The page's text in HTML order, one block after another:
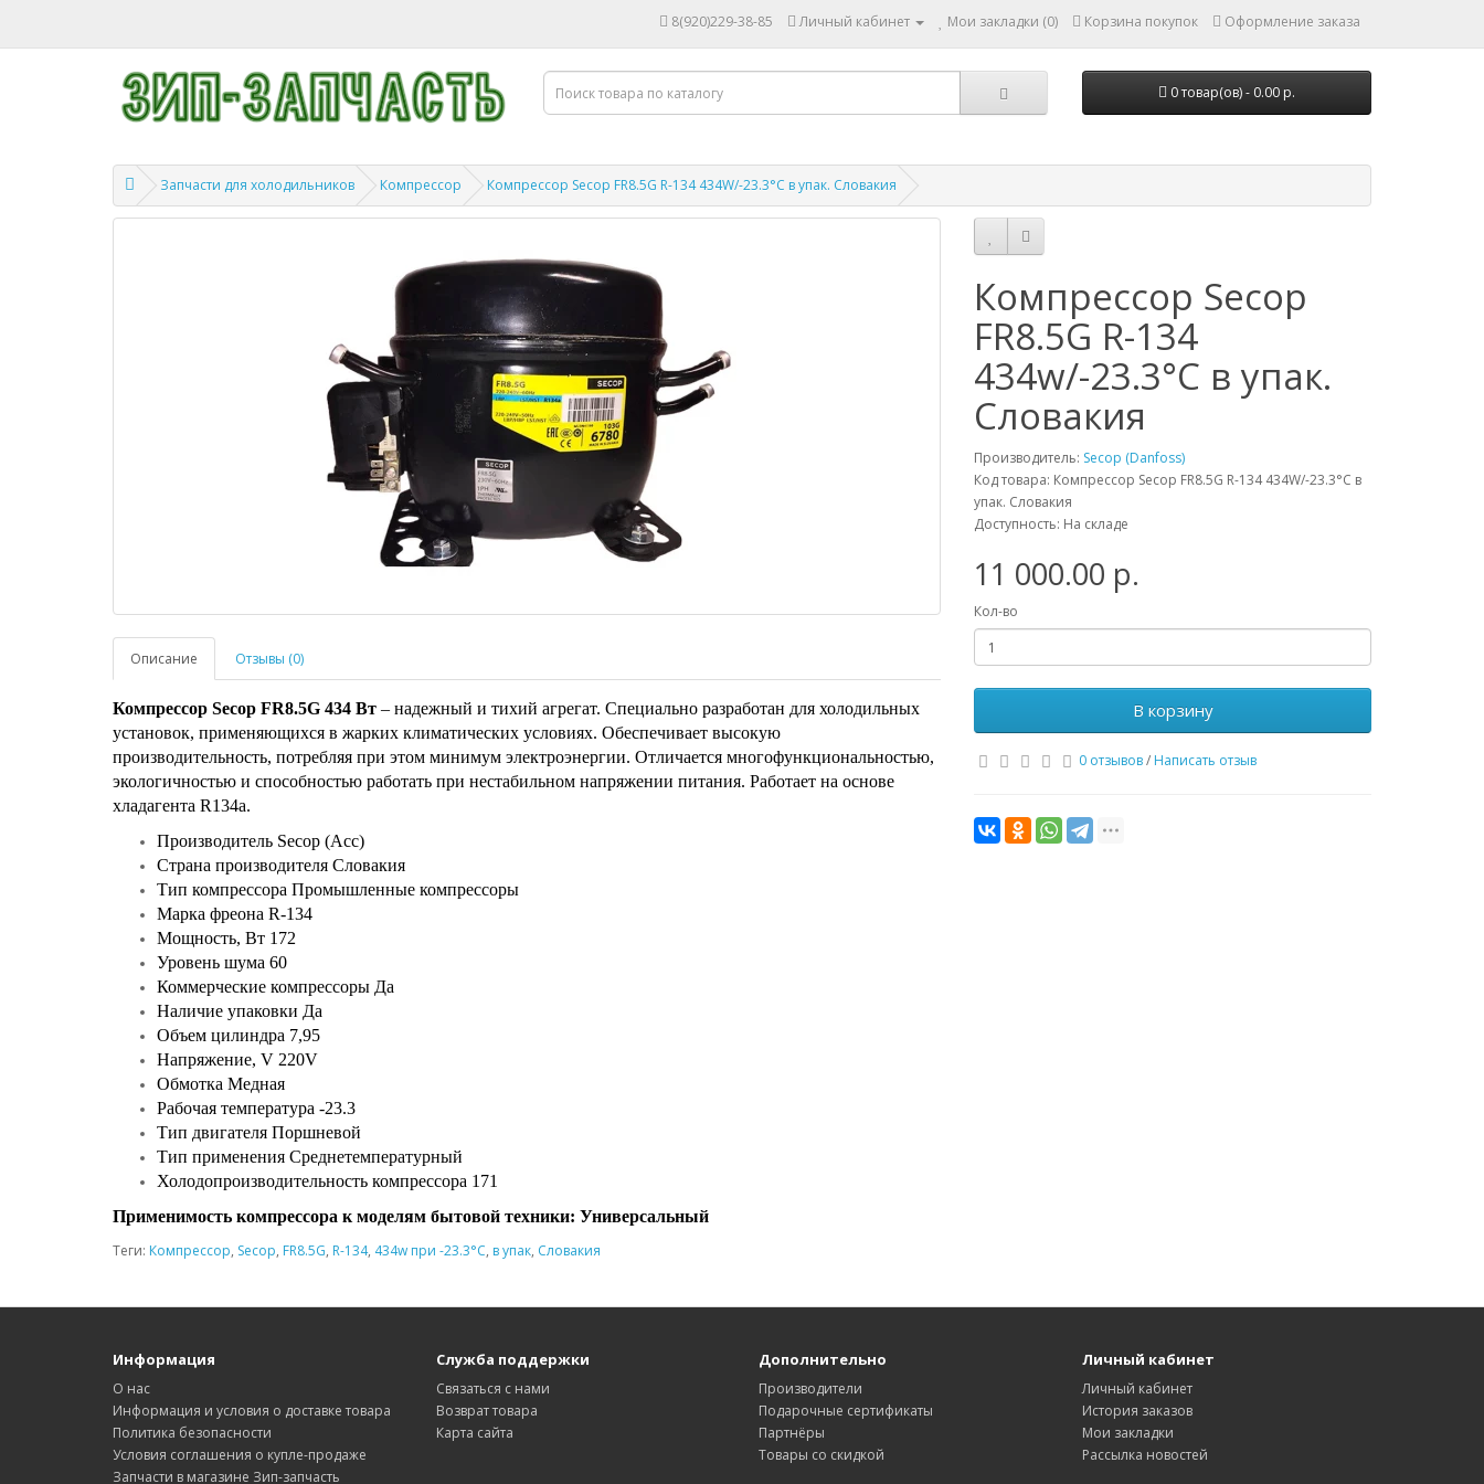
8(920)229-38-85 Личный кабинет Мои закладки (0) Корзина покупок Оформление заказа
0 товар(ов) - 0.00 р.
Запчасти для холодильников Компрессор Компрессор Secop FR8.5G R-134 434W/-23.3°C в упак. Словакия
Описание Отзывы (0)
Компрессор Secop FR8.5G 434 Вт – надежный и тихий агрегат. Специально разработан для холодильных
установок, применяющихся в жарких климатических условиях. Обеспечивает высокую
производительность, потребляя при этом минимум электроэнергии. Отличается многофункциональностью,
экологичностью и способностью работать при нестабильном напряжении питания. Работает на основе
хладагента R134a.
Производитель Secop (Acc)
Страна производителя Словакия
Тип компрессора Промышленные компрессоры
Марка фреона R-134
Мощность, Вт 172
Уровень шума 60
Коммерческие компрессоры Да
Наличие упаковки Да
Объем цилиндра 7,95
Напряжение, V 220V
Обмотка Медная
Рабочая температура -23.3
Тип двигателя Поршневой
Тип применения Среднетемпературный
Холодопроизводительность компрессора 171
Применимость компрессора к моделям бытовой техники: Универсальный
Компрессор Secop
FR8.5G R-134
434w/-23.3°C в упак.
Словакия
Производитель: Secop (Danfoss)
Код товара: Компрессор Secop FR8.5G R-134 434W/-23.3°C в
упак. Словакия
Доступность: На складе
11 000.00 р.
Кол-во
В корзину
0 отзывов/ Написать отзыв
Теги: Компрессор, Secop, FR8.5G, R-134, 434w при -23.3°C, в упак, Словакия
Информация
О нас
Информация и условия о доставке товара
Политика безопасности
Условия соглашения о купле-продаже
Запчасти в магазине Зип-запчасть
Служба поддержки
Связаться с нами
Возврат товара
Карта сайта
Дополнительно
Производители
Подарочные сертификаты
Партнёры
Товары со скидкой
Личный кабинет
Личный кабинет
История заказов
Мои закладки
Рассылка новостей